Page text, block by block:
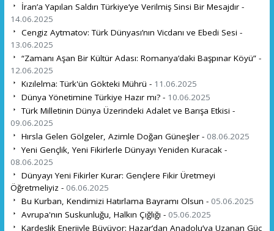
İran’a Yapılan Saldırı Türkiye’ye Verilmiş Sinsi Bir Mesajdır -
14.06.2025
Cengiz Aytmatov: Türk Dünyası’nın Vicdanı ve Ebedi Sesi -
13.06.2025
“Zamanı Aşan Bir Kültür Adası: Romanya’daki Başpınar Köyü” -
12.06.2025
Kızılelma: Türk'ün Gökteki Mührü - 11.06.2025
Dünya Yönetimine Türkiye Hazır mı? - 10.06.2025
Türk Milletinin Dünya Üzerindeki Adalet ve Barışa Etkisi -
09.06.2025
Hırsla Gelen Gölgeler, Azimle Doğan Güneşler - 08.06.2025
Yeni Gençlik, Yeni Fikirlerle Dünyayı Yeniden Kuracak -
08.06.2025
Dünyayı Yeni Fikirler Kurar: Gençlere Fikir Üretmeyi
Öğretmeliyiz - 06.06.2025
Bu Kurban, Kendimizi Hatırlama Bayramı Olsun - 05.06.2025
Avrupa'nın Suskunluğu, Halkın Çığlığı - 05.06.2025
Kardeşlik Enerjiyle Büyüyor: Hazar’dan Anadolu’ya Uzanan Güç